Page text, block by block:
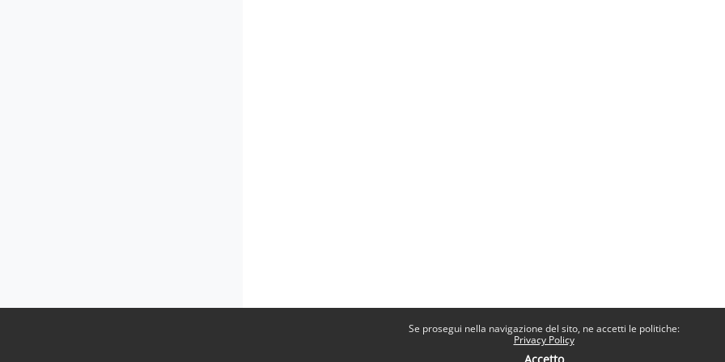
Se prosegui nella navigazione del sito, ne accetti le politiche:
Privacy Policy